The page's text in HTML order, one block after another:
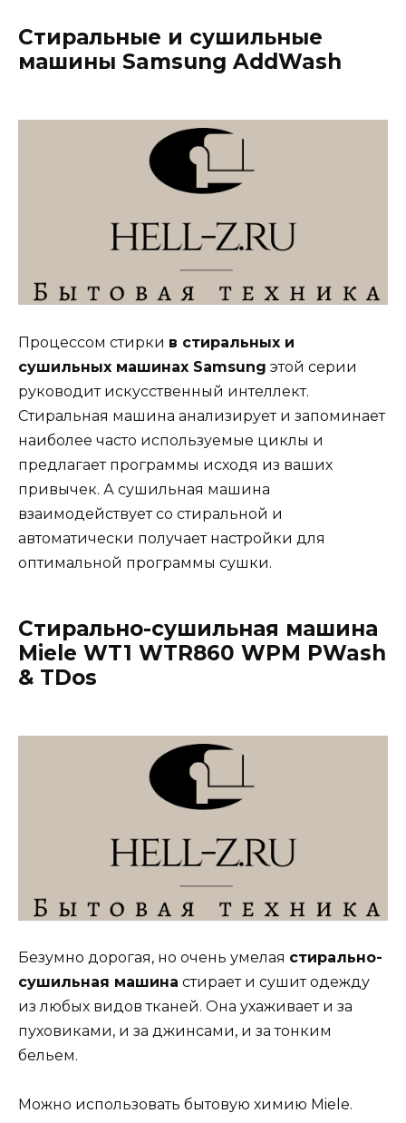
Стиральные и сушильные
машины Samsung AddWash
Процессом стирки в стиральных и
сушильных машинах Samsung этой серии
руководит искусственный интеллект.
Стиральная машина анализирует и запоминает
наиболее часто используемые циклы и
предлагает программы исходя из ваших
привычек. А сушильная машина
взаимодействует со стиральной и
автоматически получает настройки для
оптимальной программы сушки.
Стирально-сушильная машина
Miele WT1 WTR860 WPM PWash
& TDos
Безумно дорогая, но очень умелая стирально-
сушильная машина стирает и сушит одежду
из любых видов тканей. Она ухаживает и за
пуховиками, и за джинсами, и за тонким
бельем.
Можно использовать бытовую химию Miele.